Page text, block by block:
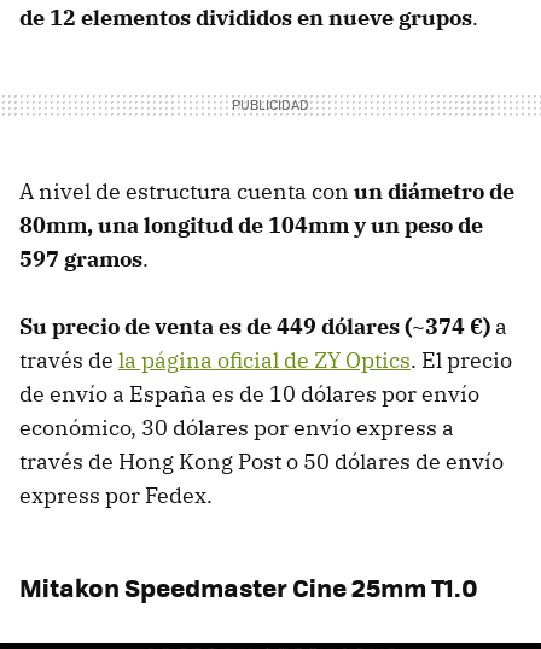
de 12 elementos divididos en nueve grupos.
A nivel de estructura cuenta con un diámetro de
80mm, una longitud de 104mm y un peso de
597 gramos.
Su precio de venta es de 449 dólares (~374 €) a
través de la página oficial de ZY Optics. El precio
de envío a España es de 10 dólares por envío
económico, 30 dólares por envío express a
través de Hong Kong Post o 50 dólares de envío
express por Fedex.
Mitakon Speedmaster Cine 25mm T1.0